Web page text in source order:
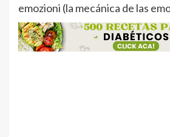
emozioni (la mecánica de las